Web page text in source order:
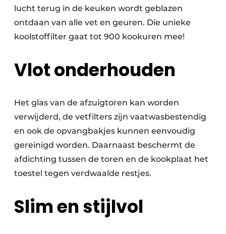
lucht terug in de keuken wordt geblazen
ontdaan van alle vet en geuren. Die unieke
koolstoffilter gaat tot 900 kookuren mee!
Vlot onderhouden
Het glas van de afzuigtoren kan worden
verwijderd, de vetfilters zijn vaatwasbestendig
en ook de opvangbakjes kunnen eenvoudig
gereinigd worden. Daarnaast beschermt de
afdichting tussen de toren en de kookplaat het
toestel tegen verdwaalde restjes.
Slim en stijlvol